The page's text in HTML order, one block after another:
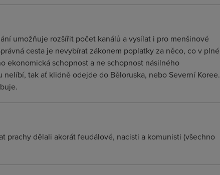
umožňuje rozšířit počet kanálů a vysílat i pro menšinové
cesta je nevybírat zákonem poplatky za něco, co v plné
ekonomická schopnost a ne schopnost násilného
tak ať klidně odejde do Běloruska, nebo Severní Koree.
prachy dělali akorát feudálové, nacisti a komunisti (všechno